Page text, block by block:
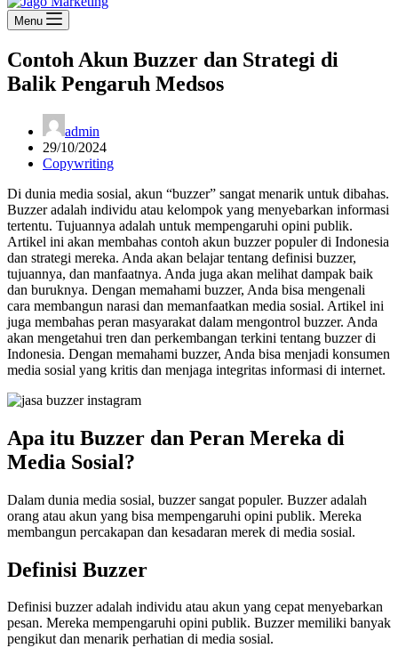
Menu
Contoh Akun Buzzer dan Strategi di
Balik Pengaruh Medsos
admin
29/10/2024
Copywriting
Di dunia media sosial, akun “buzzer” sangat menarik untuk dibahas.
Buzzer adalah individu atau kelompok yang menyebarkan informasi
tertentu. Tujuannya adalah untuk mempengaruhi opini publik.
Artikel ini akan membahas contoh akun buzzer populer di Indonesia
dan strategi mereka. Anda akan belajar tentang definisi buzzer,
tujuannya, dan manfaatnya. Anda juga akan melihat dampak baik
dan buruknya. Dengan memahami buzzer, Anda bisa mengenali
cara membangun narasi dan memanfaatkan media sosial. Artikel ini
juga membahas peran masyarakat dalam mengontrol buzzer. Anda
akan mengetahui tren dan perkembangan terkini tentang buzzer di
Indonesia. Dengan memahami buzzer, Anda bisa menjadi konsumen
media sosial yang kritis dan menjaga integritas informasi di internet.
Apa itu Buzzer dan Peran Mereka di
Media Sosial?
Dalam dunia media sosial, buzzer sangat populer. Buzzer adalah
orang atau akun yang bisa mempengaruhi opini publik. Mereka
membangun percakapan dan kesadaran merek di media sosial.
Definisi Buzzer
Definisi buzzer adalah individu atau akun yang cepat menyebarkan
pesan. Mereka mempengaruhi opini publik. Buzzer memiliki banyak
pengikut dan menarik perhatian di media sosial.